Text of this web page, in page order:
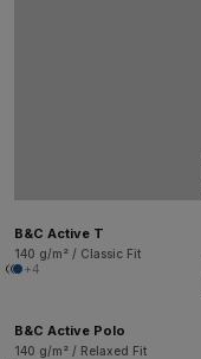
B&C Active T
140 g/m² / Classic Fit
+4
B&C Active Polo
140 g/m² / Relaxed Fit